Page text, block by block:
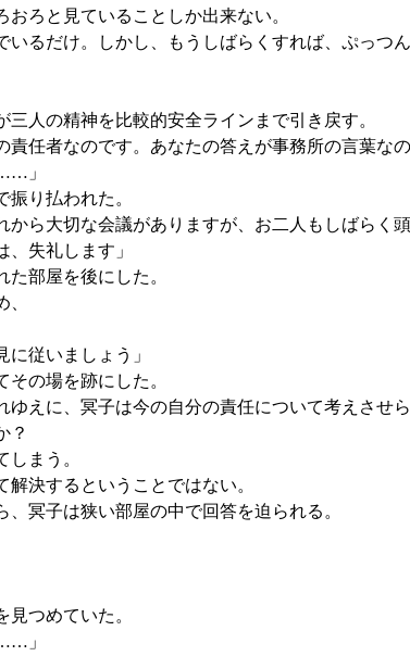
ろと見ていることしか出来ない。
るだけ。しかし、もうしばらくすれば、ぷっつ
人の精神を比較的安全ラインまで引き戻す。
任者なのです。あなたの答えが事務所の言葉なの
」
り払われた。
ら大切な会議がありますが、お二人もしばらく
失礼します」
部屋を後にした。
従いましょう」
の場を跡にした。
えに、冥子は今の自分の責任について考えさせら
？
まう。
決するということではない。
冥子は狭い部屋の中で回答を迫られる。
つめていた。
」